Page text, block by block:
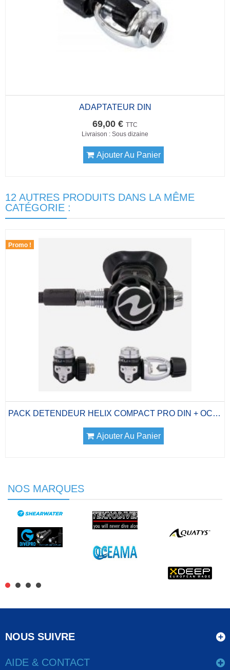
ADAPTATEUR DIN
69,00 € TTC
Livraison : Sous dizaine
Ajouter Au Panier
12 AUTRES PRODUITS DANS LA MÊME
CATÉGORIE :
Promo !
PACK DETENDEUR HELIX COMPACT PRO DIN + OCTO...
Ajouter Au Panier
NOS MARQUES
NOUS SUIVRE
AIDE & CONTACT